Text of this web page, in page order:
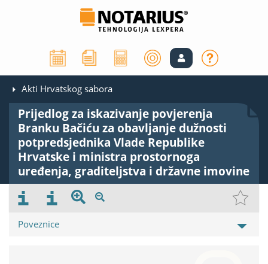
Akti Hrvatskog sabora
Prijedlog za iskazivanje povjerenja
Branku Bačiću za obavljanje dužnosti
potpredsjednika Vlade Republike
Hrvatske i ministra prostornoga
uređenja, graditeljstva i državne imovine
Poveznice